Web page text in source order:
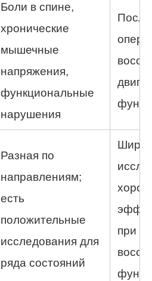
Боли в спине,
хронические
мышечные
напряжения,
функциональные
нарушения
Разная по
направлениям;
есть
положительные
исследования для
ряда состояний
при